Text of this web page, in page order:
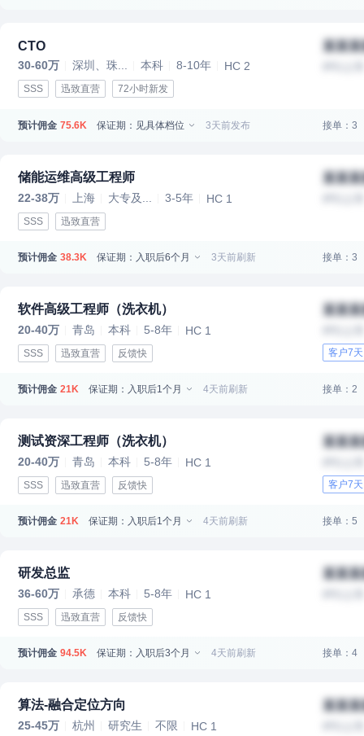
CTO
30-60万 深圳、珠... 本科 8-10年 HC 2
SSS 迅致直营 72小时新发
某某
预计佣金 75.6K 保证期：见具体档位 3天前发布 接单：3
储能运维高级工程师
22-38万 上海 大专及... 3-5年 HC 1
SSS 迅致直营
某某
预计佣金 38.3K 保证期：入职后6个月 3天前刷新 接单：3
软件高级工程师（洗衣机）
20-40万 青岛 本科 5-8年 HC 1
SSS 迅致直营 反馈快
某某
客户7
预计佣金 21K 保证期：入职后1个月 4天前刷新 接单：2
测试资深工程师（洗衣机）
20-40万 青岛 本科 5-8年 HC 1
SSS 迅致直营 反馈快
某某
客户7
预计佣金 21K 保证期：入职后1个月 4天前刷新 接单：5
研发总监
36-60万 承德 本科 5-8年 HC 1
SSS 迅致直营 反馈快
某某
预计佣金 94.5K 保证期：入职后3个月 4天前刷新 接单：4
算法-融合定位方向
25-45万 杭州 研究生 不限 HC 1
某某